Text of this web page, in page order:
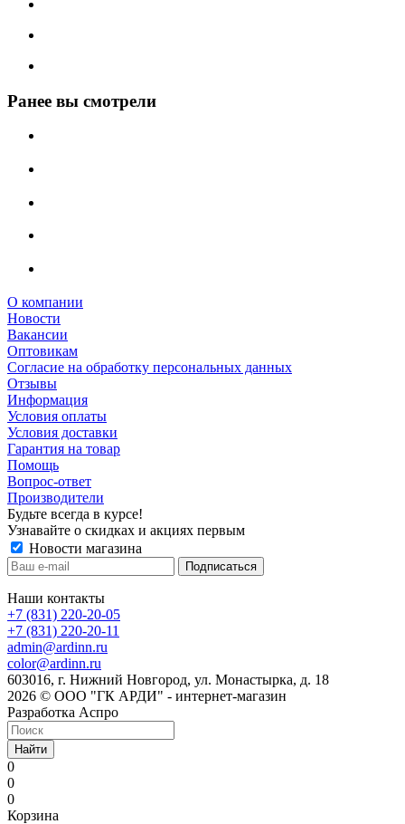
Ранее вы смотрели
О компании
Новости
Вакансии
Оптовикам
Cогласие на обработку персональных данных
Отзывы
Информация
Условия оплаты
Условия доставки
Гарантия на товар
Помощь
Вопрос-ответ
Производители
Будьте всегда в курсе!
Узнавайте о скидках и акциях первым
Новости магазина
Наши контакты
+7 (831) 220-20-05
+7 (831) 220-20-11
admin@ardinn.ru
color@ardinn.ru
603016, г. Нижний Новгород, ул. Монастырка, д. 18
2026 © ООО "ГК АРДИ" - интернет-магазин
Разработка Аспро
Найти
0
0
0
Корзина